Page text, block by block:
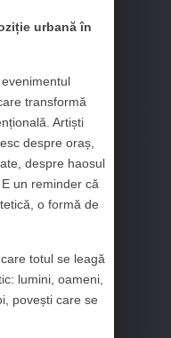
urbană în
transformă
Artiști
despre oraș,
despre haosul
un reminder că
o formă de
totul se leagă
lumini, oameni,
povești care se